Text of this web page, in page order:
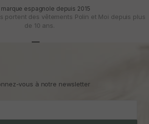
marque espagnole depuis 2015
portent des vêtements Polin et Moi depuis plus
de 10 ans.
vous à notre newsletter